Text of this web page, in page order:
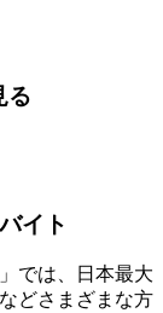
る
イト
では、日本最大
どさまざまな方